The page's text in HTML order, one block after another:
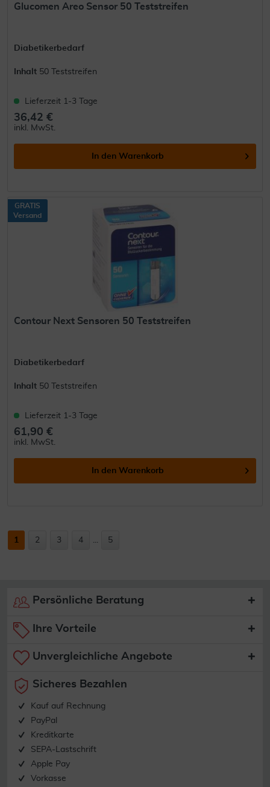
Glucomen Areo Sensor 50 Teststreifen
Diabetikerbedarf
Inhalt 50 Teststreifen
Lieferzeit 1-3 Tage
36,42 €
inkl. MwSt.
In den Warenkorb
GRATIS
Versand
Contour Next Sensoren 50 Teststreifen
Diabetikerbedarf
Inhalt 50 Teststreifen
Lieferzeit 1-3 Tage
61,90 €
inkl. MwSt.
In den Warenkorb
1 2 3 4 ... 5
Persönliche Beratung
Ihre Vorteile
Unvergleichliche Angebote
Sicheres Bezahlen
Kauf auf Rechnung
PayPal
Kreditkarte
SEPA-Lastschrift
Apple Pay
Vorkasse